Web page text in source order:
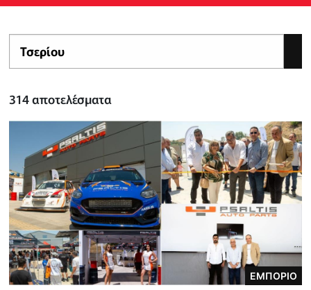
314αποτελέσματα
ΕΜΠΟΡΙΟ